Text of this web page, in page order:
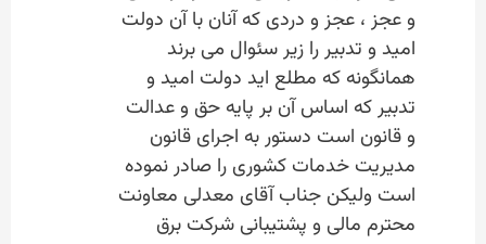
و عجز ، عجز و دردی که آنان با آن دولت
امید و تدبیر را زیر سئوال می برند
همانگونه که مطلع اید دولت امید و
تدبیر که اساس آن بر پایه حق و عدالت
و قانون است دستور به اجرای قانون
مدیریت خدمات کشوری را صادر نموده
است ولیکن جناب آقای معدلی معاونت
محترم مالی و پشتیبانی شرکت برق